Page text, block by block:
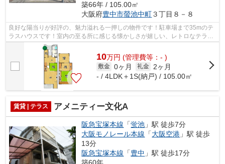
築66年 / 105.00㎡
大阪府豊中市螢池中町３丁目８－８
良好な陽当りが好評の、魅力溢れる一押しの物件です！駐車場まで35mのテ
ラスハウスです！室内の至る所に感じる懐かしさが嬉しい、レトロなテラス
ハウスです！周辺には、徒歩2分で利用...
10万円 (管理費等：- )
敷金 0ヶ月 礼金
2ヶ月
- / 4LDK＋1S(納戸) / 105.00㎡
賃貸 | テラス アメニティー文化A
阪急宝塚本線 「蛍池 」駅 徒歩7分
大阪モノレール本線 「大阪空港 」駅 徒歩
13分
阪急宝塚本線 「豊中 」駅 徒歩17分